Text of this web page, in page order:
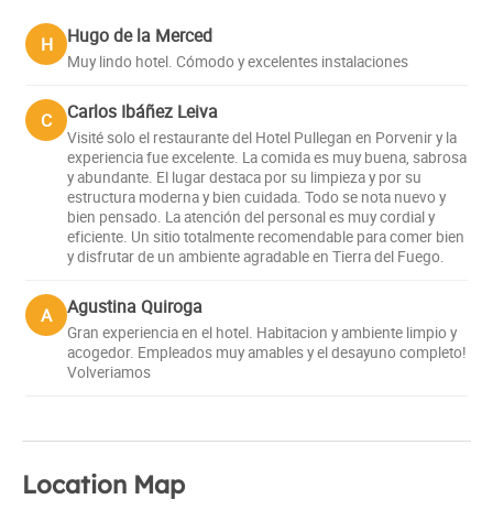
H Hugo de la Merced
Muy lindo hotel. Cómodo y excelentes instalaciones
C Carlos Ibáñez Leiva
Visité solo el restaurante del Hotel Pullegan en Porvenir y la
experiencia fue excelente. La comida es muy buena, sabrosa
y abundante. El lugar destaca por su limpieza y por su
estructura moderna y bien cuidada. Todo se nota nuevo y
bien pensado. La atención del personal es muy cordial y
eficiente. Un sitio totalmente recomendable para comer bien
y disfrutar de un ambiente agradable en Tierra del Fuego.
A Agustina Quiroga
Gran experiencia en el hotel. Habitacion y ambiente limpio y
acogedor. Empleados muy amables y el desayuno completo!
Volveriamos
Location Map